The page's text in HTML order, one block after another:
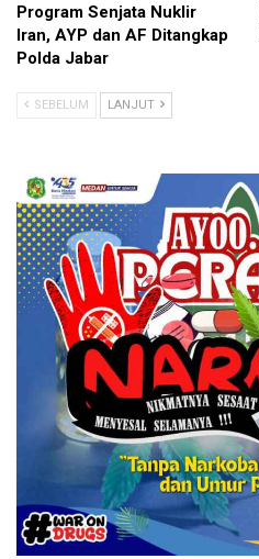
Program Senjata Nuklir
Iran, AYP dan AF Ditangkap
Polda Jabar
SEBELUM LANJUT